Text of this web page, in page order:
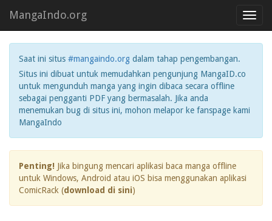
MangaIndo.org
Saat ini situs #mangaindo.org dalam tahap pengembangan.
Situs ini dibuat untuk memudahkan pengunjung MangaID.co
untuk mengunduh manga yang ingin dibaca secara offline
sebagai pengganti PDF yang bermasalah. Jika anda
menemukan bug di situs ini, mohon melapor ke fanspage kami
MangaIndo
Penting! Jika bingung mencari aplikasi baca manga offline
untuk Windows, Android atau iOS bisa menggunakan aplikasi
ComicRack (download di sini)